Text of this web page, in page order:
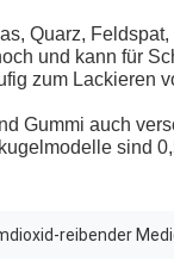
Quarz,
und kann für
zum Lackieren
Gummi auch
sind
reibender